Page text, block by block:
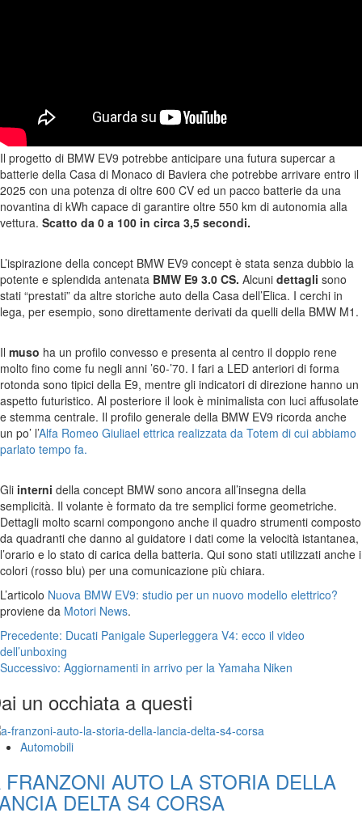
Il progetto di BMW EV9 potrebbe anticipare una futura supercar a
batterie della Casa di Monaco di Baviera che potrebbe arrivare entro il
2025 con una potenza di oltre 600 CV ed un pacco batterie da una
novantina di kWh capace di garantire oltre 550 km di autonomia alla
vettura. Scatto da 0 a 100 in circa 3,5 secondi.
L’ispirazione della concept BMW EV9 concept è stata senza dubbio la
potente e splendida antenata BMW E9 3.0 CS. Alcuni dettagli sono
stati “prestati” da altre storiche auto della Casa dell’Elica. I cerchi in
lega, per esempio, sono direttamente derivati da quelli della BMW M1.
Il muso ha un profilo convesso e presenta al centro il doppio rene
molto fino come fu negli anni ’60-’70. I fari a LED anteriori di forma
rotonda sono tipici della E9, mentre gli indicatori di direzione hanno un
aspetto futuristico. Al posteriore il look è minimalista con luci affusolate
e stemma centrale. Il profilo generale della BMW EV9 ricorda anche
un po’ l’Alfa Romeo Giuliael ettrica realizzata da Totem di cui abbiamo
parlato tempo fa.
Gli interni della concept BMW sono ancora all’insegna della
semplicità. Il volante è formato da tre semplici forme geometriche.
Dettagli molto scarni compongono anche il quadro strumenti composto
da quadranti che danno al guidatore i dati come la velocità istantanea,
l’orario e lo stato di carica della batteria. Qui sono stati utilizzati anche i
colori (rosso blu) per una comunicazione più chiara.
L’articolo Nuova BMW EV9: studio per un nuovo modello elettrico?
proviene da Motori News.
Navigazione
articolo
Precedente: Ducati Panigale Superleggera V4: ecco il video
dell’unboxing
Successivo: Aggiornamenti in arrivo per la Yamaha Niken
un occhiata a questi
Automobili
FRANZONI AUTO LA STORIA DELLA
DELTA S4 CORSA